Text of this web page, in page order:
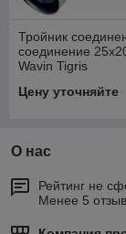
Тройник
соединение
Wavin Tigris
Цену уточняйте
О нас
Рейтинг не
Менее 5